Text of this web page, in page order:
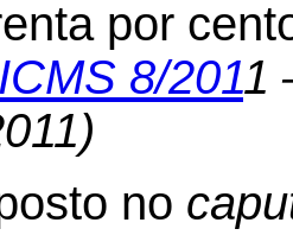
por
8/2011
no